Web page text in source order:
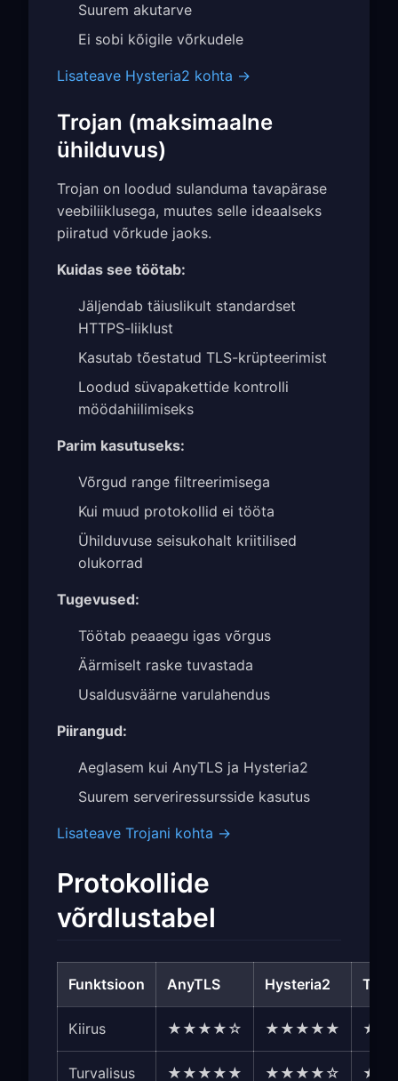
Suurem akutarve
Ei sobi kõigile võrkudele
Lisateave Hysteria2 kohta →
Trojan (maksimaalne
ühilduvus)
Trojan on loodud sulanduma tavapärase
veebiliiklusega, muutes selle ideaalseks
piiratud võrkude jaoks.
Kuidas see töötab:
Jäljendab täiuslikult standardset
HTTPS-liiklust
Kasutab tõestatud TLS-krüpteerimist
Loodud süvapakettide kontrolli
möödahiilimiseks
Parim kasutuseks:
Võrgud range filtreerimisega
Kui muud protokollid ei tööta
Ühilduvuse seisukohalt kriitilised
olukorrad
Tugevused:
Töötab peaaegu igas võrgus
Äärmiselt raske tuvastada
Usaldusväärne varulahendus
Piirangud:
Aeglasem kui AnyTLS ja Hysteria2
Suurem serveriressursside kasutus
Lisateave Trojani kohta →
Protokollide
võrdlustabel
Funktsioon AnyTLS Hysteria2
Kiirus ★★★★☆ ★★★★★
Turvalisus ★★★★★ ★★★★☆